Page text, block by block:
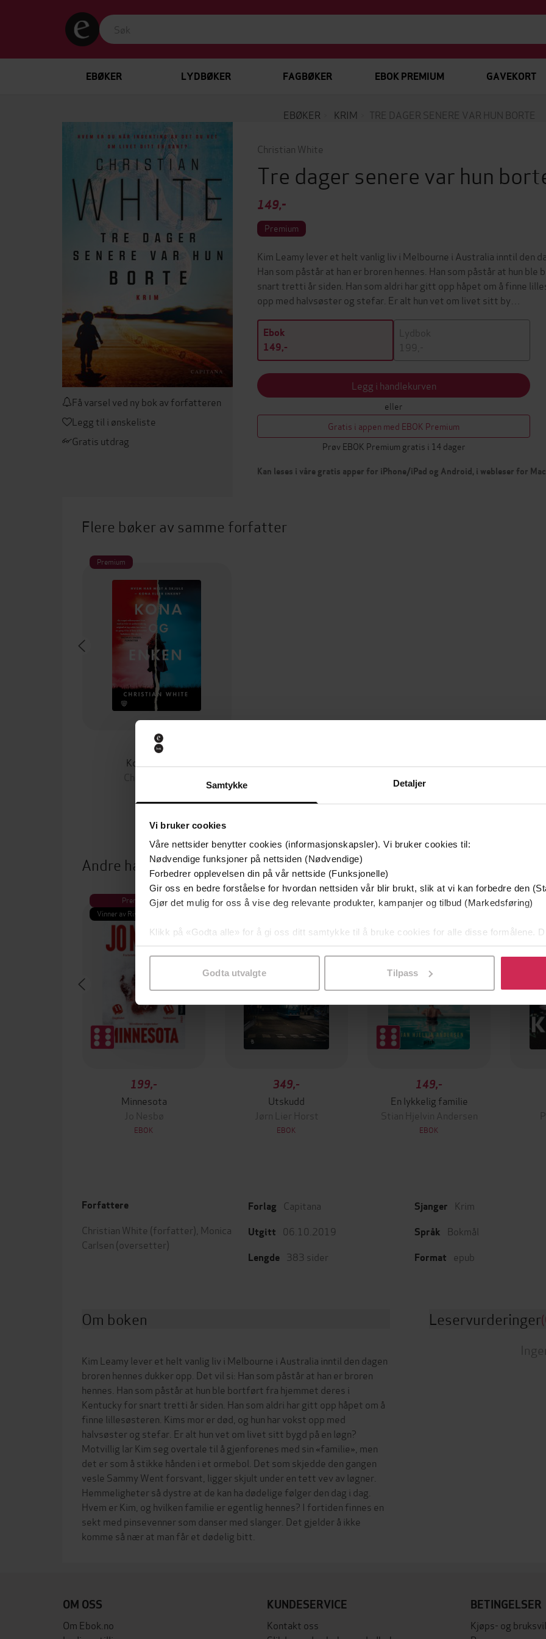
Samtykke Detaljer
Vi bruker cookies
Våre nettsider benytter cookies (informasjonskapsler). Vi bruker cookies til:
Nødvendige funksjoner på nettsiden (Nødvendige)
Forbedrer opplevelsen din på vår nettside (Funksjonelle)
Gir oss en bedre forståelse for hvordan nettsiden vår blir brukt, slik at vi kan forbedre den
Gjør det mulig for oss å vise deg relevante produkter, kampanjer og tilbud (Markedsføring)
Klikk på «Godta alle» for å gi oss ditt samtykke til å bruke cookies for alle disse formålene.
samtykke til spesifikke formål ved å klikke på «Tilpass». Du kan når som helst trekke
Godta utvalgte Tilpass
EBØKER LYDBØKER FAGBØKER EBOK PREMIUM GAVEKORT
EBØKER KRIM TRE DAGER SENERE VAR HUN BORTE
Få varsel ved ny bok av forfatteren
Legg til i ønskeliste
Gratis utdrag
Christian White
Tre dager senere var hun
149,-
Premium
Kim Leamy lever et helt vanlig liv i Melbourne i Australia inntil den
Han som påstår at han er broren hennes. Han som påstår at hun
snart tretti år siden. Han som aldri har gitt opp håpet om å finne
opp med halvsøster og stefar. Er alt hun vet om livet sitt by…
Ebok
149,-
Lydbok
199,-
Legg i handlekurven
eller
Gratis i appen med EBOK Premium
Prøv EBOK Premium gratis i 14 dager
Kan leses i våre gratis apper for iPhone/iPad og Android, i webleser for
Flere bøker av samme forfatter
Premium
149,-
Kona og enken
Christian White
Andre har også kjøpt
Premium
Vinner av Rivertonprisen
199,-
Minnesota
Jo Nesbø
EBOK
Premium
349,-
Utskudd
Jørn Lier Horst
EBOK
Premium
149,-
En lykkelig familie
Stian Hjelvin Andersen
EBOK
Forfattere
Christian White (forfatter), Monica
Carlsen (oversetter)
Forlag Capitana
Utgitt 06.10.2019
Lengde 383 sider
Sjanger Krim
Språk Bokmål
Format epub
Om boken
Kim Leamy lever et helt vanlig liv i Melbourne i Australia inntil den dagen
broren hennes dukker opp. Det vil si: Han som påstår at han er broren
hennes. Han som påstår at hun ble bortført fra hjemmet deres i
Kentucky for snart tretti år siden. Han som aldri har gitt opp håpet om å
finne lillesøsteren. Kims mor er død, og hun har vokst opp med
halvsøster og stefar. Er alt hun vet om livet sitt bygd på en løgn?
Motvillig lar Kim seg overtale til å gjenforenes med sin «familie», men
det er som å stikke hånden i et ormebol. Det som skjedde den gangen
vesle Sammy Went forsvant, ligger skjult under en tett vev av løgner.
Hemmeligheter så dystre at de kan ha dødelige følger den dag i dag.
Hvem er Kim, og hvilken familie er egentlig hennes? I fortiden finnes en
sekt med pinsevenner som danser med slanger. Det gjelder å ikke
Leservurderinger
OM OSS
Om Ebok.no
KUNDESERVICE
Kontakt oss
BETINGELSER
Kjøps- og